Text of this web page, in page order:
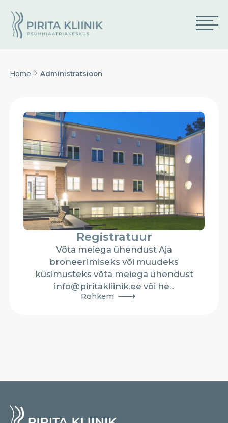
Home Administratsioon
Registratuur
Võta meiega ühendust Aja
broneerimiseks või muudeks
küsimusteks võta meiega ühendust
info@piritakliinik.ee või he...
Rohkem